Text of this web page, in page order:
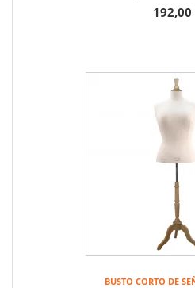
192,00
BUSTO CORTO DE